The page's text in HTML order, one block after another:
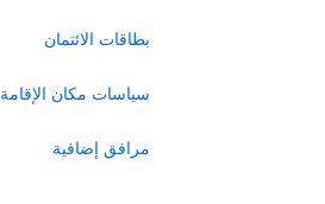
بطاقات الائتمان
سياسات مكان الإقامة
مرافق إضافية